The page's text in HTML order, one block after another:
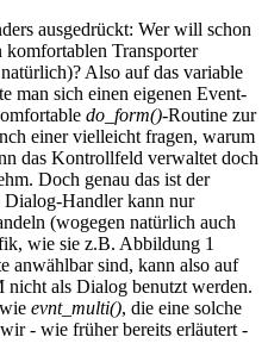
ausgedrückt: Wer will schon
komfortablen Transporter
Also auf das variable
man sich einen eigenen Event-
do_form()-Routine zur
einer vielleicht fragen, warum
das Kontrollfeld verwaltet doch
Doch genau das ist der
Dialog-Handler kann nur
(wogegen natürlich auch
wie sie z.B. Abbildung 1
anwählbar sind, kann also auf
nicht als Dialog benutzt werden.
evnt_multi(), die eine solche
- wie früher bereits erläutert -